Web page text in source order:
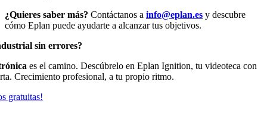
¿Quieres saber más? Contáctanos a info@eplan.es y descubre
cómo Eplan puede ayudarte a alcanzar tus objetivos.
sin errores?
es el camino. Descúbrelo en Eplan Ignition, tu videoteca con
Crecimiento profesional, a tu propio ritmo.
gratuitas!